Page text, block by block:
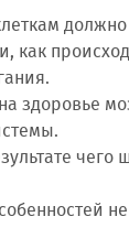
здоровье